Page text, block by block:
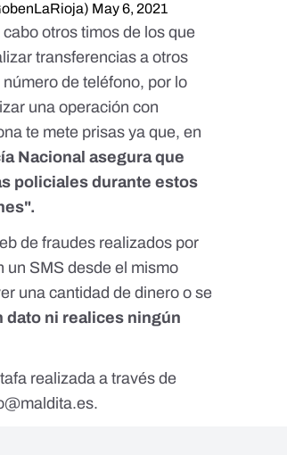
May 6, 2021
otros timos de los que
transferencias a otros
de teléfono, por lo
una operación con
te mete prisas ya que, en
Nacional asegura que
policiales durante estos
de fraudes realizados por
un SMS desde el mismo
una cantidad de dinero o se
dato ni realices ningún
realizada a través de
.